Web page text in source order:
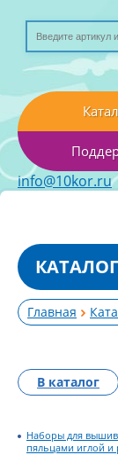
info@10kor.ru
КАТАЛОГ
Главная
В каталог
Наборы для
пяльцами иглой и